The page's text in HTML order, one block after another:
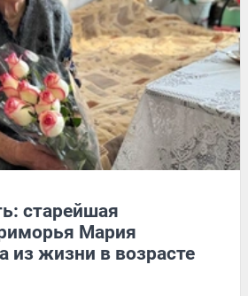
старейшая
Мария
из жизни в возрасте